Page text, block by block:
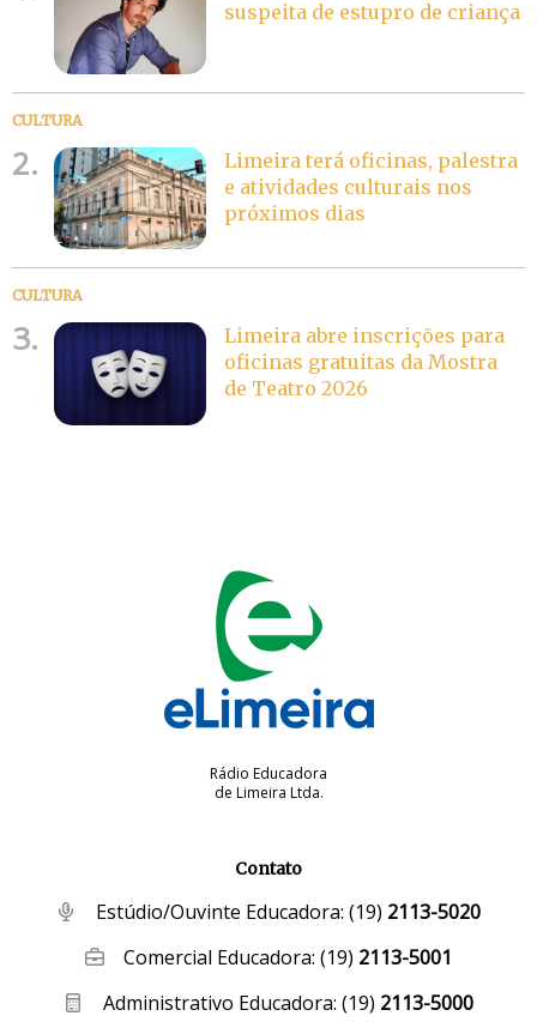
suspeita de estupro de criança
CULTURA
2.
Limeira terá oficinas, palestra
e atividades culturais nos
próximos dias
CULTURA
3.
Limeira abre inscrições para
oficinas gratuitas da Mostra
de Teatro 2026
Rádio Educadora
de Limeira Ltda.
Contato
Estúdio/Ouvinte Educadora: (19) 2113-5020
Comercial Educadora:(19) 2113-5001
Administrativo Educadora: (19) 2113-5000